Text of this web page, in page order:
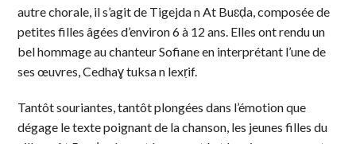
autre chorale, il s’agit de Tigejda n At Buɛḍa, composée de
petites filles âgées d’environ 6 à 12 ans. Elles ont rendu un
bel hommage au chanteur Sofiane en interprétant l’une de
ses œuvres, Cedhaɣ tuksa n lexṛif.
Tantôt souriantes, tantôt plongées dans l’émotion que
dégage le texte poignant de la chanson, les jeunes filles du